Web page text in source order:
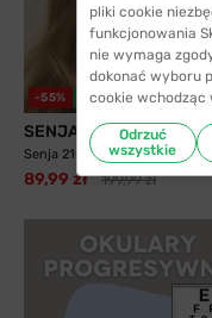
-55% WYSYŁKA 24H 3
SENJA
Senja 21029 C2
89,99 zł 199,99 zł
pliki cookie
funkcjonowania
nie wymaga
dokonać wyboru
cookie wchodząc
Odrzuć
wszystkie